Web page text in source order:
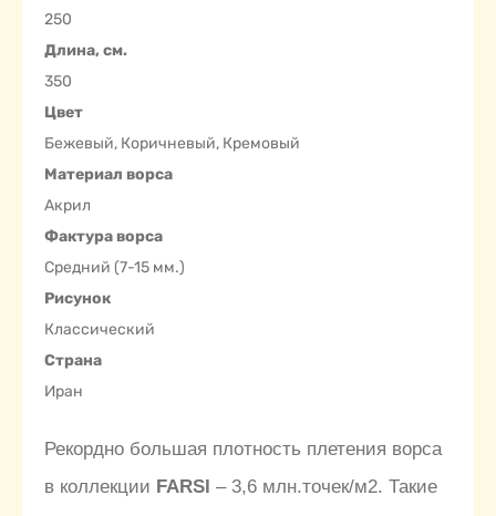
250
Длина, см.
350
Цвет
Бежевый, Коричневый, Кремовый
Материал ворса
Акрил
Фактура ворса
Средний (7-15 мм.)
Рисунок
Классический
Страна
Иран
Рекордно большая плотность плетения ворса
в коллекции FARSI – 3,6 млн.точек/м2. Такие